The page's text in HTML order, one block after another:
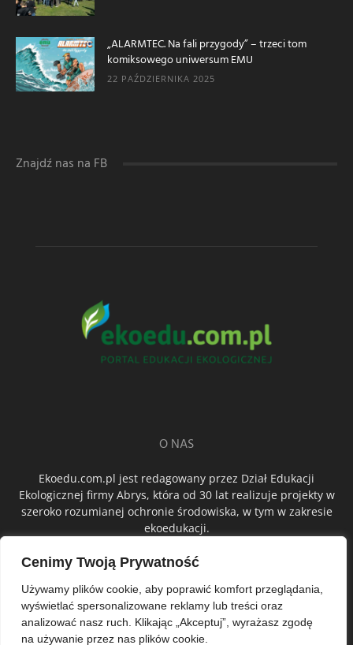
Cenimy Twoją Prywatność
Używamy plików cookie, aby poprawić komfort przeglądania,
wyświetlać spersonalizowane reklamy lub treści oraz
analizować nasz ruch. Klikając „Akceptuj”, wyrażasz zgodę
na używanie przez nas plików cookie.
„ALARMTEC. Na fali przygody” – trzeci tom
komiksowego uniwersum EMU
22 PAŹDZIERNIKA 2025
Znajdź nas na FB
O NAS
Ekoedu.com.pl jest redagowany przez Dział Edukacji
Ekologicznej firmy Abrys, która od 30 lat realizuje projekty w
szeroko rozumianej ochronie środowiska, w tym w zakresie
ekoedukacji.
ŚLEDŹ NAS